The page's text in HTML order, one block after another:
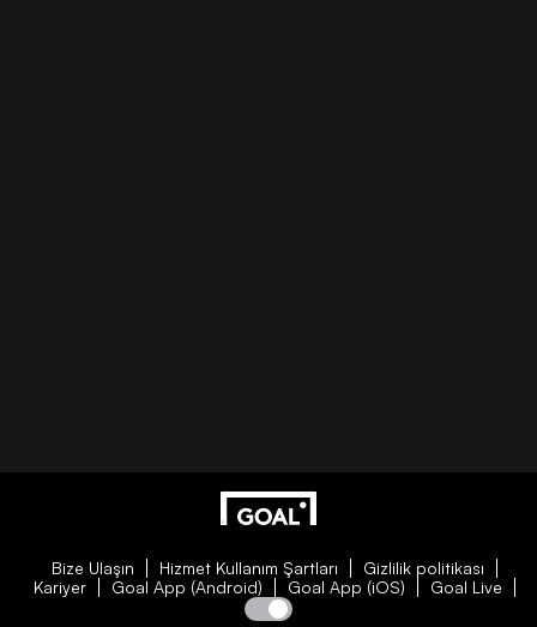
Bize Ulaşın Hizmet Kullanım Şartları
Gizlilik politikası
Kariyer
Goal App (Android) Goal App (iOS) Goal Live